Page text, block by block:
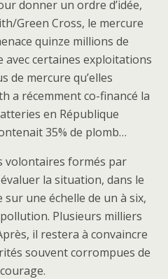
donner un ordre d’idée,
Green Cross, le mercure
quinze millions de
avec certaines exploitations
de mercure qu’elles
a récemment co-financé la
en République
35% de plomb…
volontaires formés par
la situation, dans le
une échelle de un à six,
Plusieurs milliers
il restera à convaincre
souvent corrompues de